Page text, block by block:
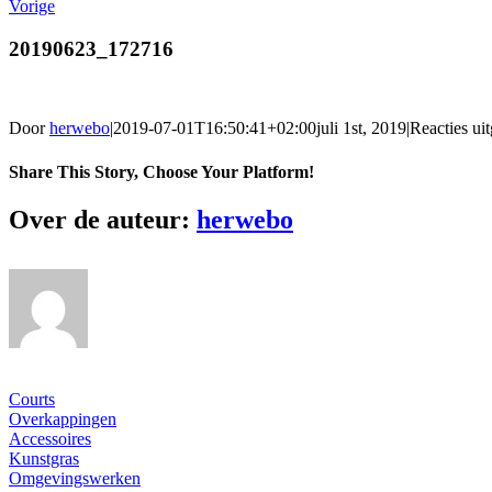
Vorige
20190623_172716
Doorherwebo|2019-07-01T16:50:41+02:00juli 1st, 2019|Reacties
Share This Story, Choose Your Platform!
Facebook
Twitter
Reddit
LinkedIn
WhatsApp
Tumblr
Pinterest
Vk
Xing
E-
mail
Over de auteur: herwebo
Courts
Overkappingen
Accessoires
Kunstgras
Omgevingswerken